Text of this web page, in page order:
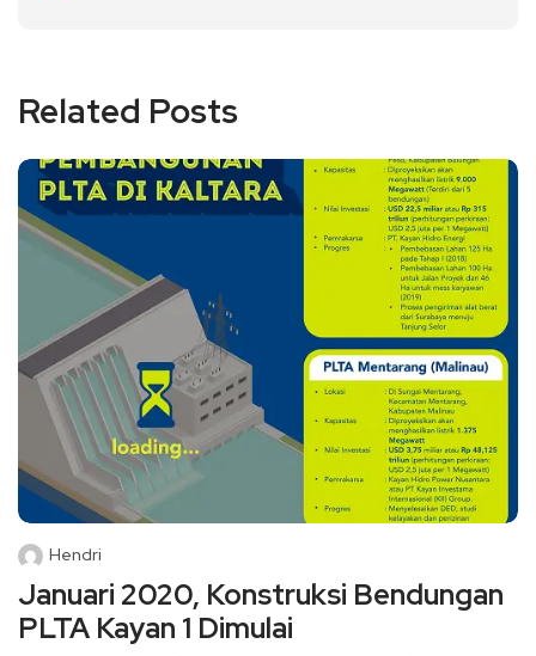
Related Posts
Hendri
Januari 2020, Konstruksi Bendungan
PLTA Kayan 1 Dimulai